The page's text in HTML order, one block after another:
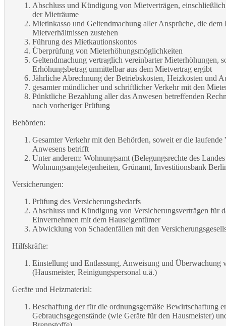
Abschluss und Kündigung von Mietverträgen,
der Mieträume
Mietinkasso und Geltendmachung aller Ansprüche, die dem
Mietverhältnissen zustehen
Führung des Mietkautionskontos
Überprüfung von Mieterhöhungsmöglichkeiten
Geltendmachung vertraglich vereinbarter Mieterhöhungen,
Erhöhungsbetrag unmittelbar aus dem Mietvertrag ergibt
Jährliche Abrechnung der Betriebskosten, Heizkosten und
gesamter mündlicher und schriftlicher Verkehr mit den
Pünktliche Bezahlung aller das Anwesen betreffenden
nach vorheriger Prüfung
Behörden:
Gesamter Verkehr mit den Behörden, soweit er die laufende
Anwesens betrifft
Unter anderem: Wohnungsamt (Belegungsrechte des
Wohnungsangelegenheiten, Grünamt, Investitionsbank
Versicherungen:
Prüfung des Versicherungsbedarfs
Abschluss und Kündigung von Versicherungsverträgen für
Einvernehmen mit dem Hauseigentümer
Abwicklung von Schadenfällen mit den
Hilfskräfte:
Einstellung und Entlassung, Anweisung und Überwachung
(Hausmeister, Reinigungspersonal u.ä.)
Geräte und Heizmaterial:
Beschaffung der für die ordnungsgemäße Bewirtschaftung
Gebrauchsgegenstände (wie Geräte für den Hausmeister)